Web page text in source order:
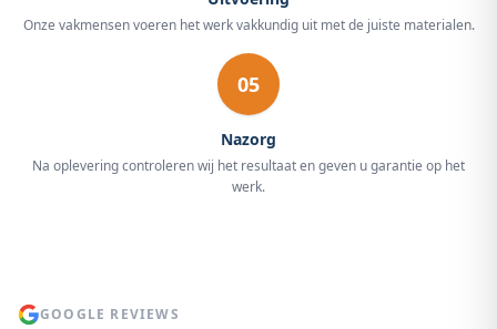
Onze vakmensen voeren het werk vakkundig uit met de juiste materialen.
05
Nazorg
Na oplevering controleren wij het resultaat en geven u garantie op het
werk.
GOOGLE REVIEWS